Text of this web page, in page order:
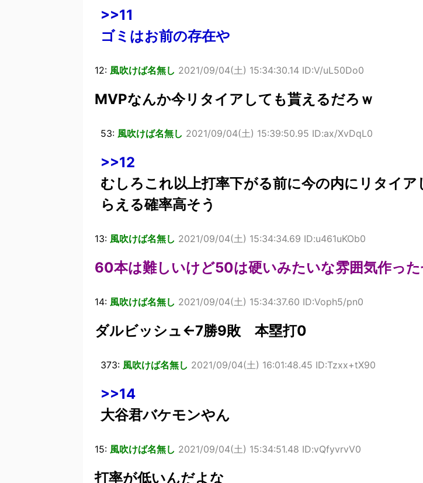
>>11
ゴミはお前の存在や
12: 風吹けば名無し 2021/09/04(土) 15:34:30.14 ID:V/uL50Do0
MVPなんか今リタイアしても貰えるだろｗ
53: 風吹けば名無し 2021/09/04(土) 15:39:50.95 ID:ax/XvDqL0
>>12
むしろこれ以上打率下がる前に今の内にリタイア
らえる確率高そう
13: 風吹けば名無し 2021/09/04(土) 15:34:34.69 ID:u461uKOb0
60本は難しいけど50は硬いみたいな雰囲気作った
14: 風吹けば名無し 2021/09/04(土) 15:34:37.60 ID:Voph5/pn0
ダルビッシュ←7勝9敗 本塁打0
373: 風吹けば名無し 2021/09/04(土) 16:01:48.45 ID:Tzxx+tX90
>>14
大谷君バケモンやん
15: 風吹けば名無し 2021/09/04(土) 15:34:51.48 ID:vQfyvrvV0
打率が低いんだよな